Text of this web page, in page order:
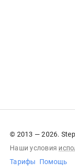
© 2013 — 2026.
Наши условия
Тарифы
Помощь